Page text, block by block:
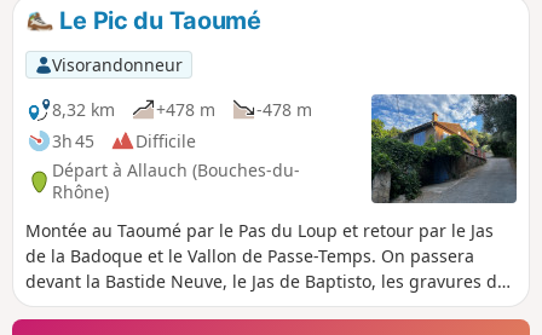
Le Pic du Taoumé
Visorandonneur
8,32 km
+478 m
-478 m
3h 45
Difficile
Départ à Allauch (Bouches-du-
Rhône)
Montée au Taoumé par le Pas du Loup et retour par le Jas
de la Badoque et le Vallon de Passe-Temps. On passera
devant la Bastide Neuve, le Jas de Baptisto, les gravures du
Pas du Loup et la Grotte du Grosibou.